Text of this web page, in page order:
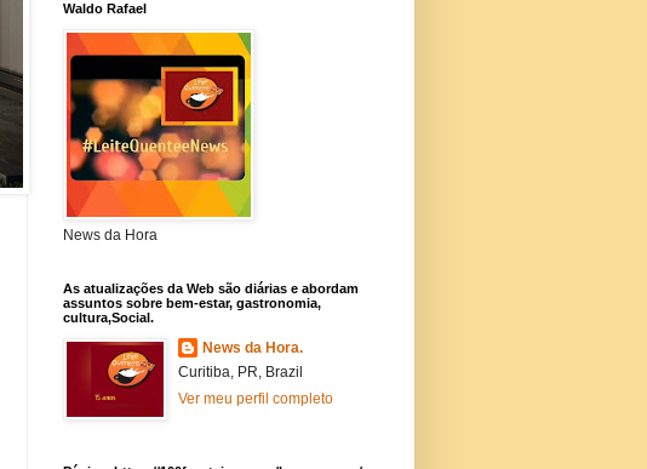
Waldo Rafael
News da Hora
As atualizações da Web são diárias e abordam
assuntos sobre bem-estar, gastronomia,
cultura,Social.
News da Hora.
Curitiba, PR, Brazil
Ver meu perfil completo